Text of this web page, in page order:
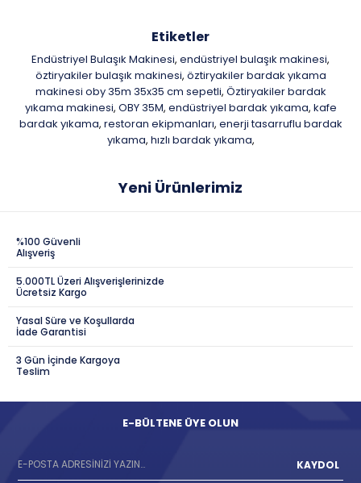
Etiketler
Endüstriyel Bulaşık Makinesi, endüstriyel bulaşık makinesi,
öztiryakiler bulaşık makinesi, öztiryakiler bardak yıkama
makinesi oby 35m 35x35 cm sepetli, Öztiryakiler bardak
yıkama makinesi, OBY 35M, endüstriyel bardak yıkama, kafe
bardak yıkama, restoran ekipmanları, enerji tasarruflu bardak
yıkama, hızlı bardak yıkama,
Yeni Ürünlerimiz
%100 Güvenli
Alışveriş
5.000TL Üzeri Alışverişlerinizde
Ücretsiz Kargo
Yasal Süre ve Koşullarda
İade Garantisi
3 Gün İçinde Kargoya
Teslim
E-BÜLTENE ÜYE OLUN
KAYDOL